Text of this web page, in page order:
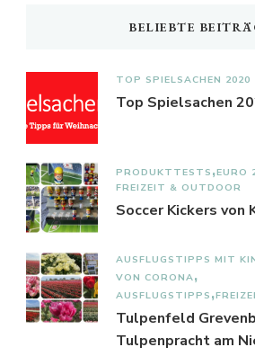
BELIEBTE
TOP SPIELSACHEN 2020
Top Spielsachen
PRODUKTTESTS EURO
FREIZEIT & OUTDOOR
Soccer Kickers von
AUSFLUGSTIPPS MIT
VON CORONA
AUSFLUGSTIPPS
Tulpenfeld
Tulpenpracht am